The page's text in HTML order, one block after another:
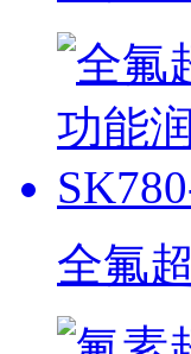
全氟